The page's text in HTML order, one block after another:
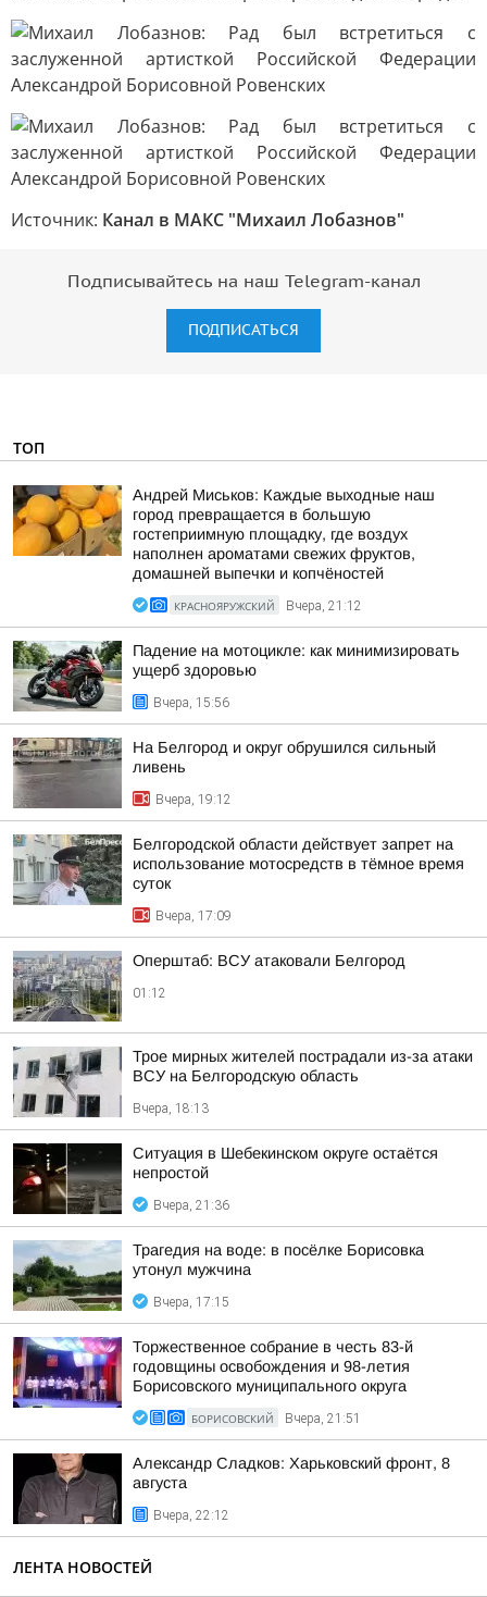
Источник: Канал в МАКС "Михаил Лобазнов"
Подписывайтесь на наш Telegram-канал
ПОДПИСАТЬСЯ
ТОП
Андрей Миськов: Каждые выходные наш
город превращается в большую
гостеприимную площадку, где воздух
наполнен ароматами свежих фруктов,
домашней выпечки и копчёностей
КРАСНОЯРУЖСКИЙ Вчера, 21:12
Падение на мотоцикле: как минимизировать
ущерб здоровью
Вчера, 15:56
На Белгород и округ обрушился сильный
ливень
Вчера, 19:12
Белгородской области действует запрет на
использование мотосредств в тёмное время
суток
Вчера, 17:09
Оперштаб: ВСУ атаковали Белгород
01:12
Трое мирных жителей пострадали из-за атаки
ВСУ на Белгородскую область
Вчера, 18:13
Ситуация в Шебекинском округе остаётся
непростой
Вчера, 21:36
Трагедия на воде: в посёлке Борисовка
утонул мужчина
Вчера, 17:15
Торжественное собрание в честь 83-й
годовщины освобождения и 98-летия
Борисовского муниципального округа
БОРИСОВСКИЙ Вчера, 21:51
Александр Сладков: Харьковский фронт, 8
августа
Вчера, 22:12
ЛЕНТА НОВОСТЕЙ